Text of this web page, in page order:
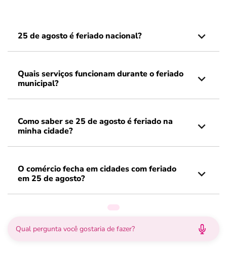
25 de agosto é feriado nacional?
Quais serviços funcionam durante o feriado
municipal?
Como saber se 25 de agosto é feriado na
minha cidade?
O comércio fecha em cidades com feriado
em 25 de agosto?